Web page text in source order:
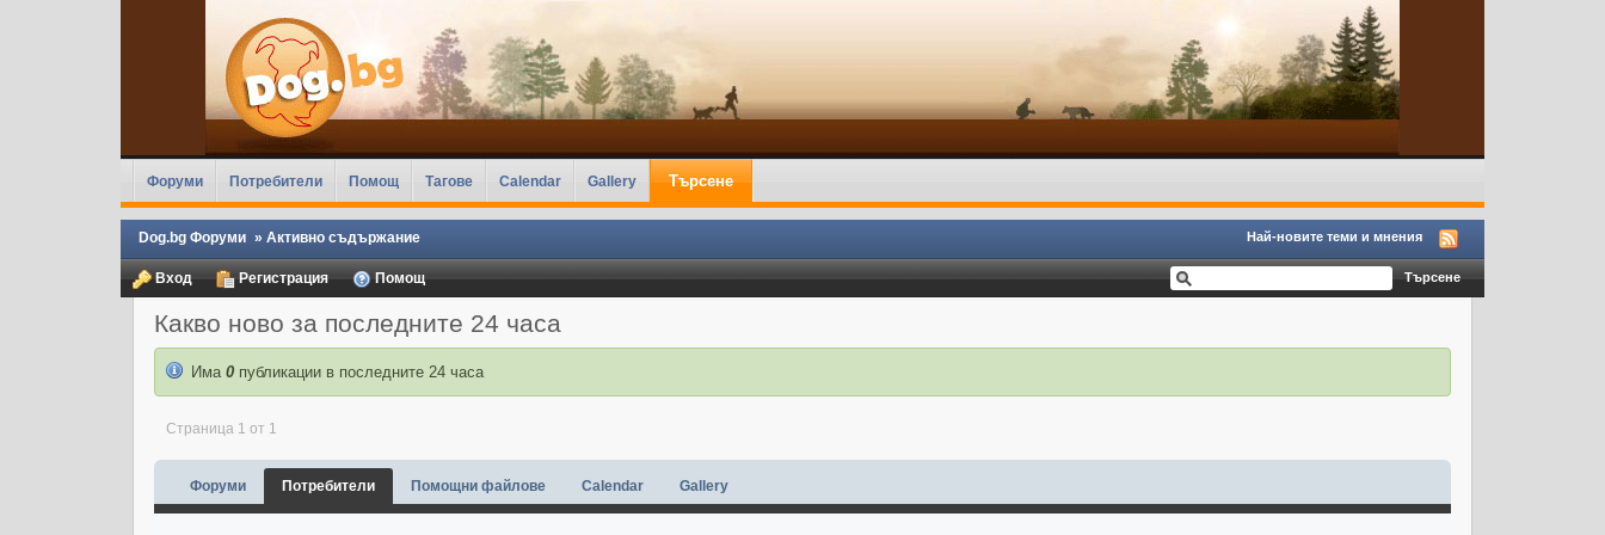
Форуми Потребители Помощ Тагове Calendar Gallery Търсене
Dog.bg Форуми » Активно съдържание Най-новите теми и мнения
Вход Регистрация Помощ
Какво ново за последните 24 часа
Има 0публикации в последните 24 часа
Страница 1 от 1
Форуми Потребители Помощни файлове Calendar Gallery